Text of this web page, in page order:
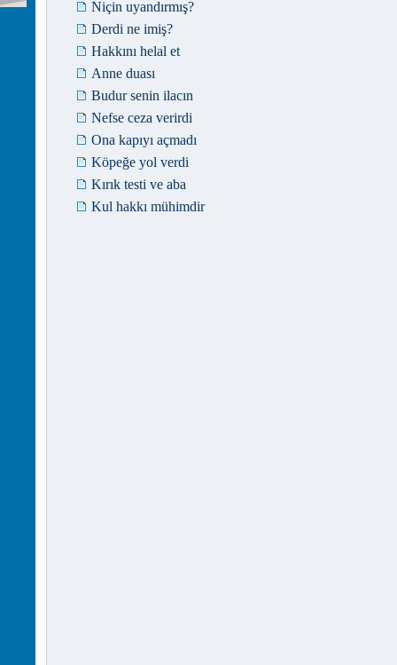
Niçin uyandırmış?
Derdi ne imiş?
Hakkını helal et
Anne duası
Budur senin ilacın
Nefse ceza verirdi
Ona kapıyı açmadı
Köpeğe yol verdi
Kırık testi ve aba
Kul hakkı mühimdir